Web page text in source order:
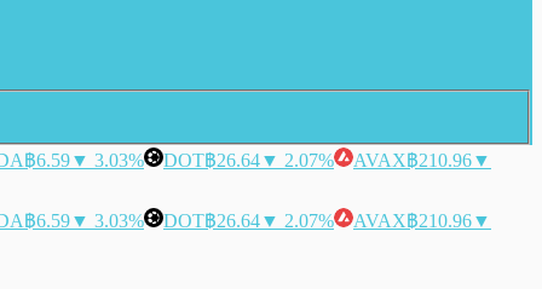
฿6.59▼ 3.03% DOT฿26.64▼ 2.07% AVAX฿210.96▼
฿6.59▼ 3.03% DOT฿26.64▼ 2.07% AVAX฿210.96▼